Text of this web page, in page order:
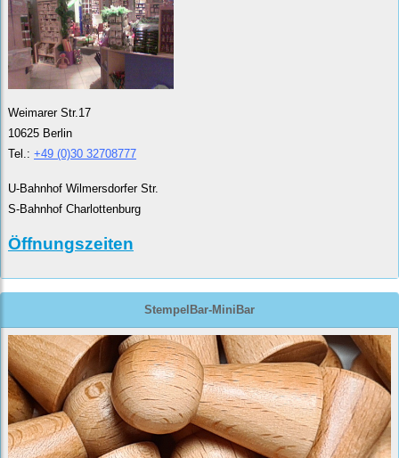
Weimarer Str.17
10625 Berlin
Tel.: +49 (0)30 32708777
U-Bahnhof Wilmersdorfer Str.
S-Bahnhof Charlottenburg
Öffnungszeiten
StempelBar-MiniBar